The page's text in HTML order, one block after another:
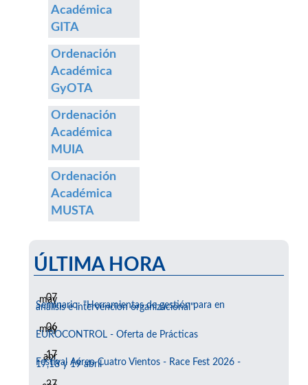
Académica
GITA
Ordenación
Académica
GyOTA
Ordenación
Académica
MUIA
Ordenación
Académica
MUSTA
ÚLTIMA HORA
07
may
Seminario: "Herramientas de gestión para en
análisis e intervención organizacional"
06
may
EUROCONTROL - Oferta de Prácticas
17
abr
Festival Aéreo Cuatro Vientos - Race Fest 2026 -
17,18 y 19 abril